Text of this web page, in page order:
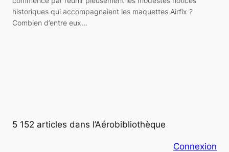
historiques qui accompagnaient les maquettes Airfix ?
Combien d’entre eux…
5 152 articles dans l’Aérobibliothèque
Connexion